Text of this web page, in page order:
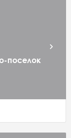
поселок